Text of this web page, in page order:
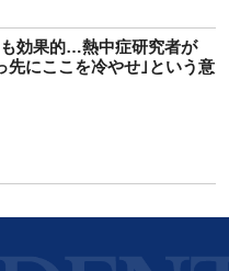
効果的…熱中症研究者が
先にここを冷やせ｣という意